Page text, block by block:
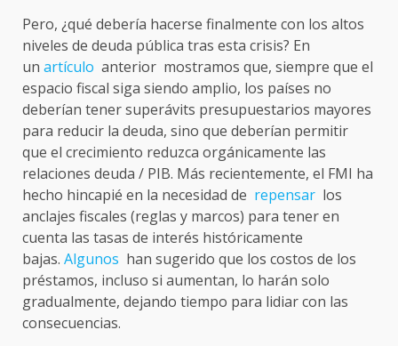
Pero, ¿qué debería hacerse finalmente con los altos
niveles de deuda pública tras esta crisis? En
un artículo anterior mostramos que, siempre que el
espacio fiscal siga siendo amplio, los países no
deberían tener superávits presupuestarios mayores
para reducir la deuda, sino que deberían permitir
que el crecimiento reduzca orgánicamente las
relaciones deuda / PIB. Más recientemente, el FMI ha
hecho hincapié en la necesidad de repensar los
anclajes fiscales (reglas y marcos) para tener en
cuenta las tasas de interés históricamente
bajas. Algunos han sugerido que los costos de los
préstamos, incluso si aumentan, lo harán solo
gradualmente, dejando tiempo para lidiar con las
consecuencias.